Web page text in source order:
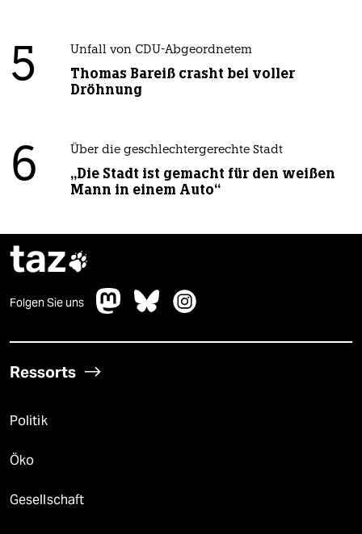
5 Unfall von CDU-Abgeordnetem
Thomas Bareiß crasht bei voller
Dröhnung
6 Über die geschlechtergerechte Stadt
„Die Stadt ist gemacht für den weißen
Mann in einem Auto“
taz
Folgen Sie uns
Ressorts
Politik
Öko
Gesellschaft